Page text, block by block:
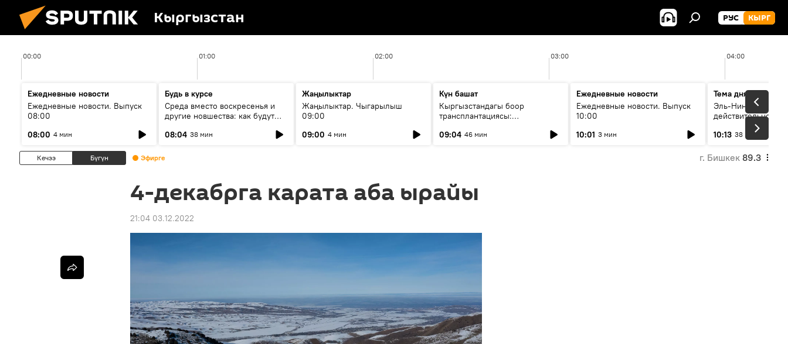
Кыргызстан РУС КЫРГ
00:00 01:00 02:00 03:00 04:00
Ежедневные новости
Ежедневные новости. Выпуск
08:00
08:00 4 мин
Будь в курсе
Среда вместо воскресенья и
другие новшества: как будут
08:04 38 мин
Жаңылыктар
Жаңылыктар. Чыгарылыш
09:00
09:00 4 мин
Күн башат
Кыргызстандагы боор
трансплантациясы:
келечеги
09:04 46 мин
Ежедневные новости
Ежедневные новости. Выпуск
10:00
10:01 3 мин
Тема дня
Эль-Ниньо, жара и
действительно
погоду в
10:13 38 мин
Кечээ Бүгүн Эфирге г. Бишкек 89.3
4-декабрга карата аба ырайы
21:04 03.12.2022